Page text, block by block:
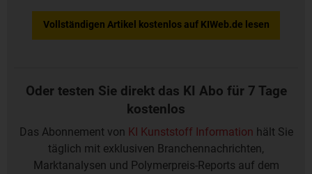
Vollständigen Artikel kostenlos auf KIWeb.de lesen
Oder testen Sie direkt das KI Abo für 7 Tage
kostenlos
Das Abonnement von KI Kunststoff Information hält Sie
täglich mit exklusiven Branchennachrichten,
Marktanalysen und Polymerpreis-Reports auf dem